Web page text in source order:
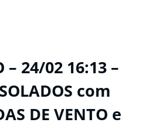
– 24/02 16:13 –
com
DE VENTO e